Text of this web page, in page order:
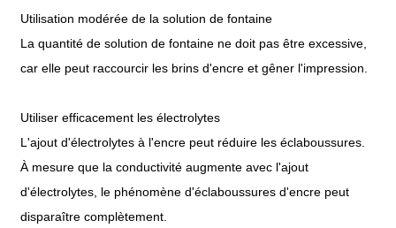
Utilisation modérée de la solution de fontaine
La quantité de solution de fontaine ne doit pas être excessive,
car elle peut raccourcir les brins d'encre et gêner l'impression.
Utiliser efficacement les électrolytes
L'ajout d'électrolytes à l'encre peut réduire les éclaboussures.
À mesure que la conductivité augmente avec l'ajout
d'électrolytes, le phénomène d'éclaboussures d'encre peut
disparaître complètement.